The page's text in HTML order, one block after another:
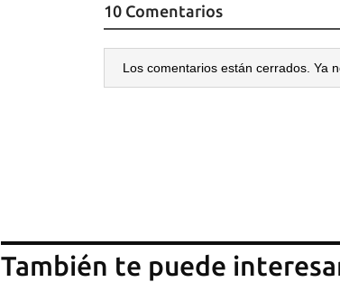
10 Comentarios
Los comentarios están cerrados. Ya
También te puede